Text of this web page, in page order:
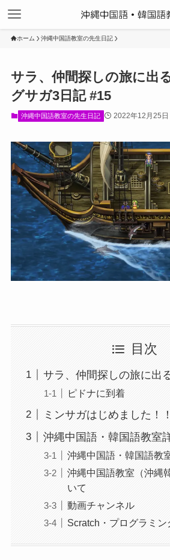
ホーム 沖縄中国語教室の先生日記
サラ、仲間探しの旅に出
グサガ3日記 #15
沖縄中国語教室の先生日記 2022年12月25日
目次
サラ、仲間探しの旅に出
ピドナに到着
ミンサガはじめました！！
沖縄中国語・韓国語教室
沖縄中国語・韓国語教
沖縄中国語教室（沖縄
いて
動画チャンネル
Scratch・プログラミン